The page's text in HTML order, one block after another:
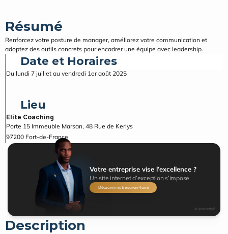
Résumé
Renforcez votre posture de manager, améliorez votre communication et
adoptez des outils concrets pour encadrer une équipe avec leadership.
Date et Horaires
Du lundi 7 juillet au vendredi 1er août 2025
Lieu
Elite Coaching
Porte 15 Immeuble Marsan, 48 Rue de Kerlys
97200 Fort-de-France
Votre entreprise vise l’excellence ?
Un site internet d’exception s’impose
Découvrir notre savoir-faire
#Sponsorisé
Description